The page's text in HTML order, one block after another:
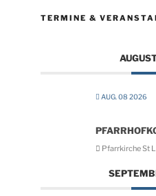
TERMINE &
AUG. 08 2026
Pfarrkirche St